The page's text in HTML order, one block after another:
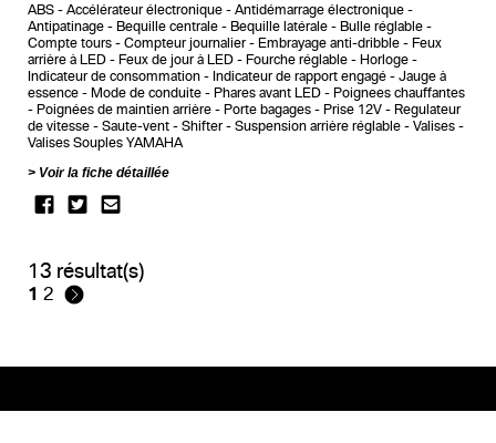
ABS Accélérateur électronique
Antidémarrage électronique
Antipatinage
Bequille centrale Bequille latérale
Bulle réglable
Compte tours
Compteur journalier Embrayage anti-dribble
Feux
arrière à LED
Feux de jour à LED Fourche réglable
Horloge
Indicateur de consommation
Indicateur de rapport engagé
Jauge à
essence
Mode de conduite Phares avant LED
Poignees chauffantes
Poignées de maintien arrière
Porte bagages Prise 12V
Regulateur
de vitesse
Saute-vent Shifter Suspension arrière réglable
Valises
Valises Souples YAMAHA
Voir la fiche détaillée
13 résultat(s)
1 2